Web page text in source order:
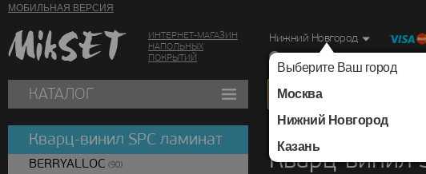
МОБИЛЬНАЯ ВЕРСИЯ
ИНТЕРНЕТ-МАГАЗИН
НАПОЛЬНЫХ
ПОКРЫТИЙ
Нижний Новгород
Выберите Ваш город
Москва
Нижний Новгород
Казань
г. Нижний Новгород, Ул.
КАТАЛОГ
Кварц-винил
Кварц-винил SPC ламинат
BERRYALLOC (90)